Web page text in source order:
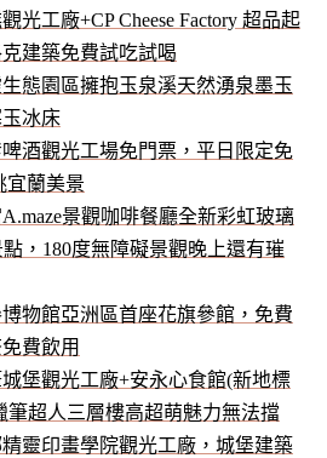
光工廠+CP Cheese Factory 超品起
建築免費試吃試喝
生態園區擁抱玉泉溪天然湧泉墨玉
冰床
啤酒觀光工場免門票，平日限定免
宜蘭美景
景觀咖啡餐廳全新彩虹玻璃
，180度無障礙景觀晚上還有璀
博物館亞洲區首座花旗參館，免費
費飲用
城堡觀光工廠+安永心食館(新地標
筆超人三層樓高超萌魅力無法擋
精靈印畫學院觀光工廠，城堡建築